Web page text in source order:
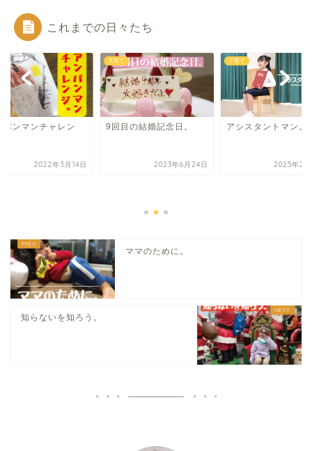
これまでの日々たち
パンマンチャレン
2022年3月14日
子育て
9回目の結婚記念日。
2023年6月24日
子育て
アシスタントマン。
2025年2
ママのために。
知らないを知ろう。